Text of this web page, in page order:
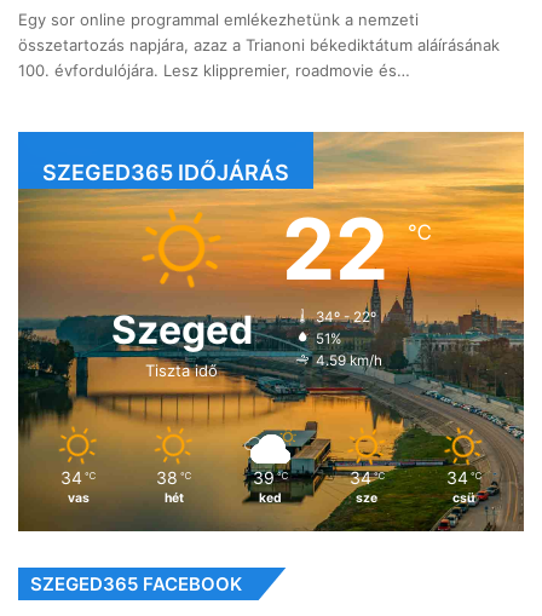
Egy sor online programmal emlékezhetünk a nemzeti
összetartozás napjára, azaz a Trianoni békediktátum aláírásának
100. évfordulójára. Lesz klippremier, roadmovie és…
SZEGED365 IDŐJÁRÁS
Szeged
Tiszta idő
22℃
34º - 22º
51%
4.59 km/h
34 ℃
vas
38 ℃
hét
39 ℃
ked
34 ℃
sze
34 ℃
csü
SZEGED365 FACEBOOK